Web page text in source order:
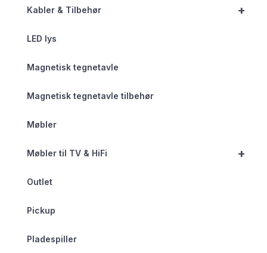
+
Kabler & Tilbehør
LED lys
Magnetisk tegnetavle
Magnetisk tegnetavle tilbehør
Møbler
+
Møbler til TV & HiFi
Outlet
Pickup
Pladespiller